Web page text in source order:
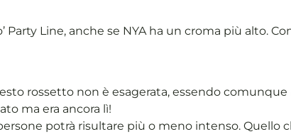
Line, anche se NYA ha un croma più alto.
rossetto non è esagerata, essendo
ma era ancora lì!
potrà risultare più o meno intenso. Quello